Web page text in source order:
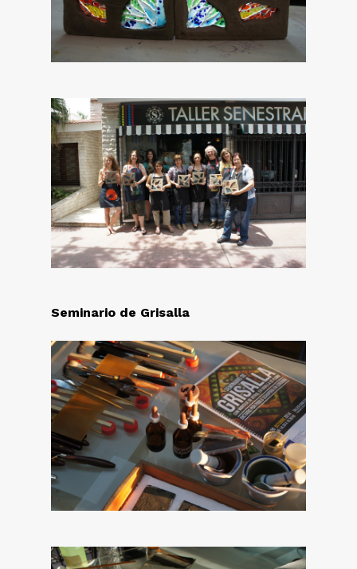
Seminario de Grisalla